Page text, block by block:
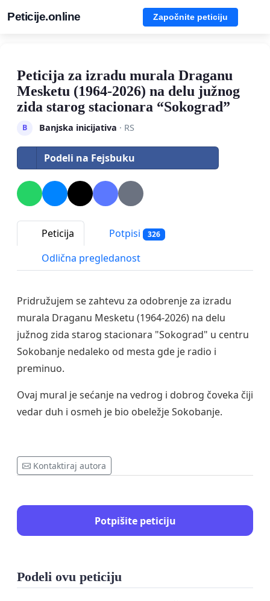
Peticije.online Započnite peticiju
Peticija za izradu murala Draganu
Mesketu (1964-2026) na delu južnog
zida starog stacionara “Sokograd”
B Banjska inicijativa · RS
Podeli na Fejsbuku
Peticija Potpisi 326
Odlična pregledanost
Pridružujem se zahtevu za odobrenje za izradu
murala Draganu Mesketu (1964-2026) na delu
južnog zida starog stacionara "Sokograd" u centru
Sokobanje nedaleko od mesta gde je radio i
preminuo.
Ovaj mural je sećanje na vedrog i dobrog čoveka čiji
vedar duh i osmeh je bio obeležje Sokobanje.
Kontaktiraj autora
Potpišite peticiju
Podeli ovu peticiju